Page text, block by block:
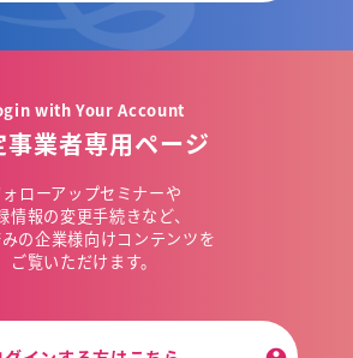
with Your Account
事業者専用ページ
ォローアップセミナーや
情報の変更手続きなど、
の企業様向けコンテンツを
ご覧いただけます。